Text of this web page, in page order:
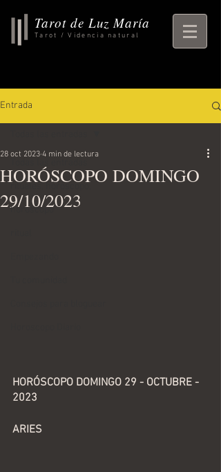
Tarot de Luz María
Tarot / Videncia natural
Entrada
horoscopo
HORÓSCOPO DOMINGO
29/10/2023
28 oct 2023 4 min de lectura
HORÓSCOPO DOMINGO 29 - OCTUBRE -
2023
ARIES